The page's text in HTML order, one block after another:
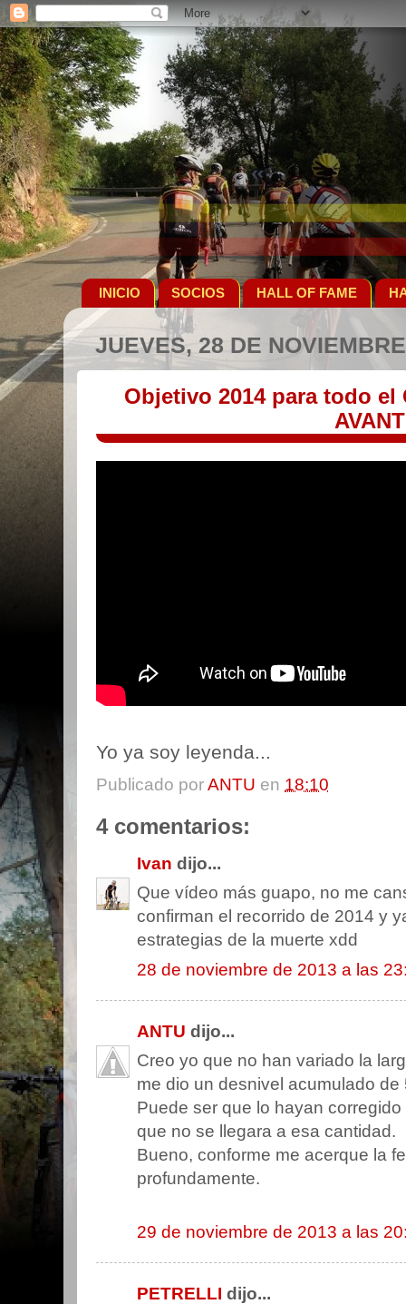
INICIO SOCIOS HALL OF FAME
JUEVES, 28 DE
Objetivo 2014 para todo el
Yo ya soy leyenda...
Publicado porANTU en 18:10
4 comentarios:
Ivan dijo...
Que vídeo más guapo, no me
confirman el recorrido de 2014 y
estrategias de la muerte xdd
28 de noviembre de 2013 a las
ANTU dijo...
Creo yo que no han variado la
me dio un desnivel acumulado
Puede ser que lo hayan
que no se llegara a esa cantidad.
Bueno, conforme me acerque la
profundamente.
29 de noviembre de 2013 a las
PETRELLI dijo...